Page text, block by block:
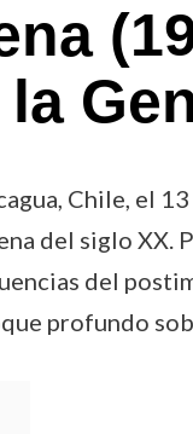
Chile, el
del siglo XX.
del
profundo